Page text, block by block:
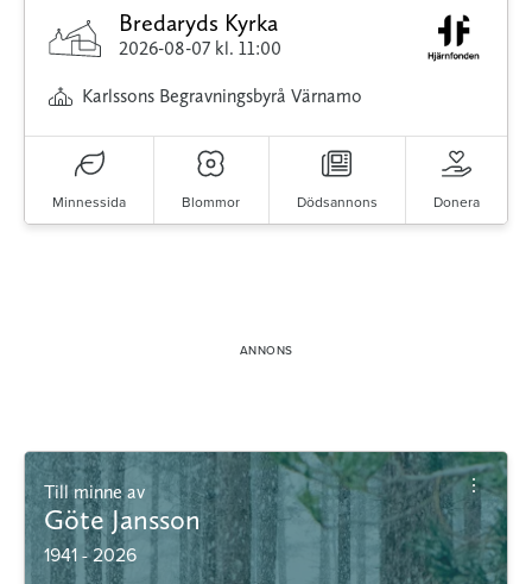
Bredaryds Kyrka
2026-08-07 kl. 11:00
Karlssons Begravningsbyrå Värnamo
Minnessida Blommor Dödsannons Donera
Till minne av
Göte Jansson
1941 - 2026